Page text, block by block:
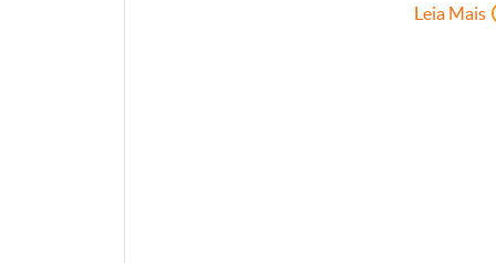
Leia Mais